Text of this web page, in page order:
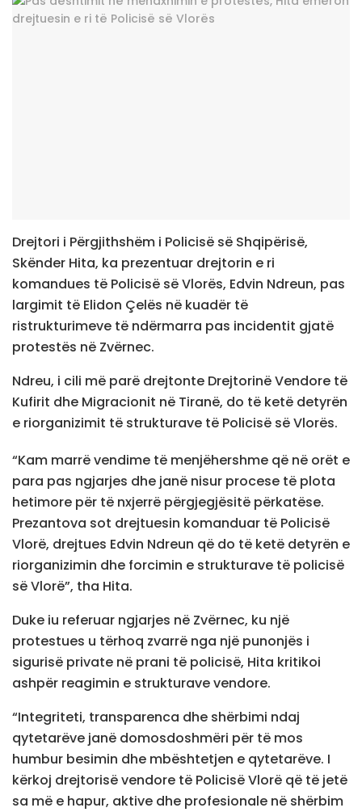
Drejtori i Përgjithshëm i Policisë së Shqipërisë,
Skënder Hita, ka prezentuar drejtorin e ri
komandues të Policisë së Vlorës, Edvin Ndreun, pas
largimit të Elidon Çelës në kuadër të
ristrukturimeve të ndërmarra pas incidentit gjatë
protestës në Zvërnec.
Ndreu, i cili më parë drejtonte Drejtorinë Vendore të
Kufirit dhe Migracionit në Tiranë, do të ketë detyrën
e riorganizimit të strukturave të Policisë së Vlorës.
“Kam marrë vendime të menjëhershme që në orët e
para pas ngjarjes dhe janë nisur procese të plota
hetimore për të nxjerrë përgjegjësitë përkatëse.
Prezantova sot drejtuesin komanduar të Policisë
Vlorë, drejtues Edvin Ndreun që do të ketë detyrën e
riorganizimin dhe forcimin e strukturave të policisë
së Vlorë”, tha Hita.
Duke iu referuar ngjarjes në Zvërnec, ku një
protestues u tërhoq zvarrë nga një punonjës i
sigurisë private në prani të policisë, Hita kritikoi
ashpër reagimin e strukturave vendore.
“Integriteti, transparenca dhe shërbimi ndaj
qytetarëve janë domosdoshmëri për të mos
humbur besimin dhe mbështetjen e qytetarëve. I
kërkoj drejtorisë vendore të Policisë Vlorë që të jetë
sa më e hapur, aktive dhe profesionale në shërbim